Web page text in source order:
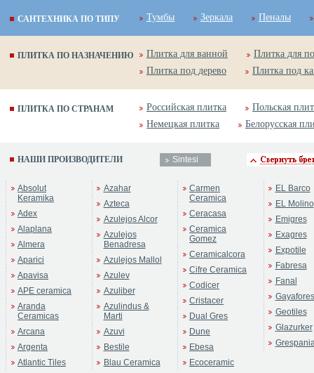
САНТЕХНИКА ПО ТИПУ Тумбы Зеркала Пеналы
ПЛИТКА ПО НАЗНАЧЕНИЮ Плитка для ванной
Плитка для
Плитка под дерево
Плитка под
ПЛИТКА ПО СТРАНАМ Российская плитка
Польская
Немецкая плитка
Белорусская
НАШИ ПРОИЗВОДИТЕЛИ Sintesi
Absolut
Keramika
Adex
Alaplana
Almera
Aparici
Apavisa
APE ceramica
Aranda
Ceramicas
Arcana
Argenta
Atlantic Tiles
Azahar
Azteca
Azulejos Alcor
Azulejos
Benadresa
Azulejos Mallol
Azulev
Azuliber
Azulindus &
Marti
Azuvi
Bestile
Blau Ceramica
Carmen
Ceramica
Ceracasa
Ceramica
Gomez
Ceramicalcora
Cifre Ceramica
Codicer
Cristacer
Dual Gres
Dune
Ebesa
Ecoceramic
EL Barco
EL Molino
Emigres
Exagres
Expotile
Fabresa
Fanal
Gayafores
Geotiles
Glazurker